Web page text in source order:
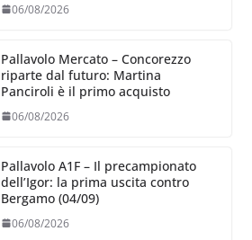
06/08/2026
Pallavolo Mercato – Concorezzo
riparte dal futuro: Martina
Panciroli è il primo acquisto
06/08/2026
Pallavolo A1F – Il precampionato
dell’Igor: la prima uscita contro
Bergamo (04/09)
06/08/2026